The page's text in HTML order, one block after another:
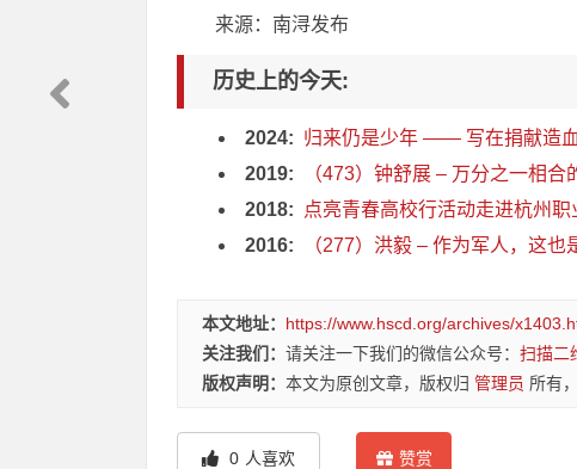
来源：南浔发布
历史上的今天:
2024: 归来仍是少年 —— 写在捐献造
2019:
（473）钟舒展 – 万分之一相
2018:
点亮青春高校行活动走进杭州
2016:
（277）洪毅 – 作为军人，这
本文地址： https://www.hscd.org/archives/
关注我们： 请关注一下我们的微信公众号： 扫描二
版权声明： 本文为原创文章，版权归 管理员 所有
0 人喜欢 赞赏